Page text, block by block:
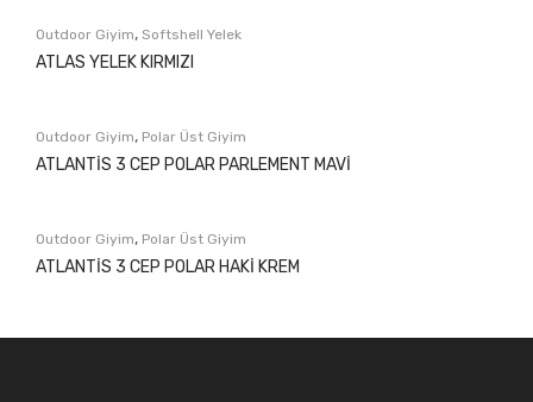
Outdoor Giyim, Softshell Yelek
ATLAS YELEK KIRMIZI
Outdoor Giyim, Polar Üst Giyim
ATLANTİS 3 CEP POLAR PARLEMENT MAVİ
Outdoor Giyim, Polar Üst Giyim
ATLANTİS 3 CEP POLAR HAKİ KREM